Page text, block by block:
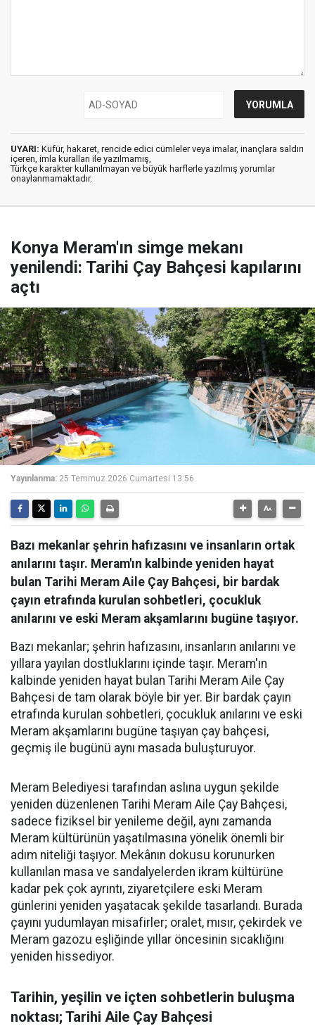
UYARI: Küfür, hakaret, rencide edici cümleler veya imalar, inançlara saldırı
içeren, imla kuralları ile yazılmamış,
Türkçe karakter kullanılmayan ve büyük harflerle yazılmış yorumlar
onaylanmamaktadır.
Konya Meram'ın simge mekanı
yenilendi: Tarihi Çay Bahçesi kapılarını
açtı
Yayınlanma: 25 Temmuz 2026 Cumartesi 13:56
Bazı mekanlar şehrin hafızasını ve insanların ortak
anılarını taşır. Meram'ın kalbinde yeniden hayat
bulan Tarihi Meram Aile Çay Bahçesi, bir bardak
çayın etrafında kurulan sohbetleri, çocukluk
anılarını ve eski Meram akşamlarını bugüne taşıyor.
Bazı mekanlar; şehrin hafızasını, insanların anılarını ve
yıllara yayılan dostluklarını içinde taşır. Meram'ın
kalbinde yeniden hayat bulan Tarihi Meram Aile Çay
Bahçesi de tam olarak böyle bir yer. Bir bardak çayın
etrafında kurulan sohbetleri, çocukluk anılarını ve eski
Meram akşamlarını bugüne taşıyan çay bahçesi,
geçmiş ile bugünü aynı masada buluşturuyor.
Meram Belediyesi tarafından aslına uygun şekilde
yeniden düzenlenen Tarihi Meram Aile Çay Bahçesi,
sadece fiziksel bir yenileme değil, aynı zamanda
Meram kültürünün yaşatılmasına yönelik önemli bir
adım niteliği taşıyor. Mekânın dokusu korunurken
kullanılan masa ve sandalyelerden ikram kültürüne
kadar pek çok ayrıntı, ziyaretçilere eski Meram
günlerini yeniden yaşatacak şekilde tasarlandı. Burada
çayını yudumlayan misafirler; oralet, mısır, çekirdek ve
Meram gazozu eşliğinde yıllar öncesinin sıcaklığını
yeniden hissediyor.
Tarihin, yeşilin ve içten sohbetlerin buluşma
noktası; Tarihi Aile Çay Bahçesi